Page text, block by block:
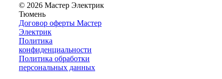
© 2026 Мастер Электрик
Тюмень
Договор оферты Мастер
Электрик
Политика
конфиденциальности
Политика обработки
персональных данных